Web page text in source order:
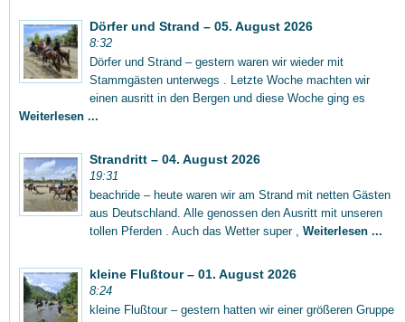
Dörfer und Strand – 05. August 2026
8:32
Dörfer und Strand – gestern waren wir wieder mit
Stammgästen unterwegs . Letzte Woche machten wir
einen ausritt in den Bergen und diese Woche ging es
Weiterlesen ...
Strandritt – 04. August 2026
19:31
beachride – heute waren wir am Strand mit netten Gästen
aus Deutschland. Alle genossen den Ausritt mit unseren
tollen Pferden . Auch das Wetter super , Weiterlesen ...
kleine Flußtour – 01. August 2026
8:24
kleine Flußtour – gestern hatten wir einer größeren Gruppe